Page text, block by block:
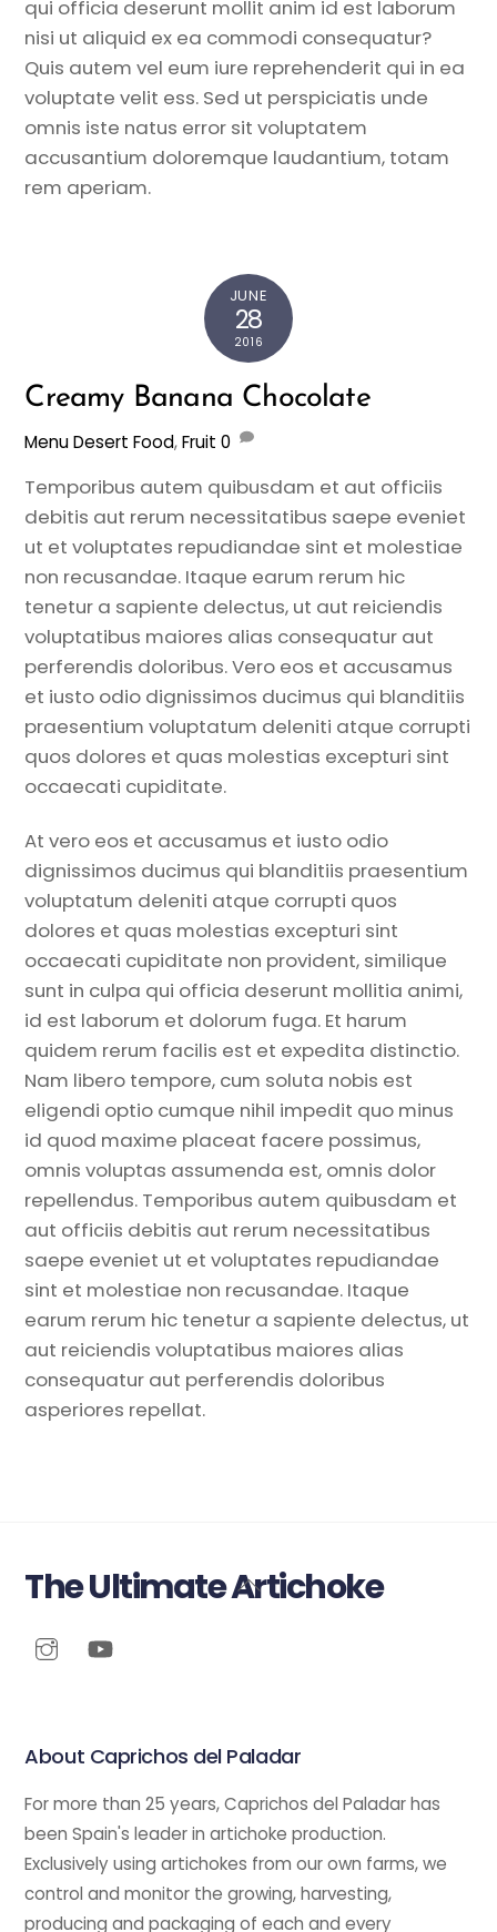
qui officia deserunt mollit anim id est laborum
nisi ut aliquid ex ea commodi consequatur?
Quis autem vel eum iure reprehenderit qui in ea
voluptate velit ess. Sed ut perspiciatis unde
omnis iste natus error sit voluptatem
accusantium doloremque laudantium, totam
rem aperiam.
JUNE
28
2016
Creamy Banana Chocolate
Menu Desert Food,Fruit 0
Temporibus autem quibusdam et aut officiis
debitis aut rerum necessitatibus saepe eveniet
ut et voluptates repudiandae sint et molestiae
non recusandae. Itaque earum rerum hic
tenetur a sapiente delectus, ut aut reiciendis
voluptatibus maiores alias consequatur aut
perferendis doloribus. Vero eos et accusamus
et iusto odio dignissimos ducimus qui blanditiis
praesentium voluptatum deleniti atque corrupti
quos dolores et quas molestias excepturi sint
occaecati cupiditate.
At vero eos et accusamus et iusto odio
dignissimos ducimus qui blanditiis praesentium
voluptatum deleniti atque corrupti quos
dolores et quas molestias excepturi sint
occaecati cupiditate non provident, similique
sunt in culpa qui officia deserunt mollitia animi,
id est laborum et dolorum fuga. Et harum
quidem rerum facilis est et expedita distinctio.
Nam libero tempore, cum soluta nobis est
eligendi optio cumque nihil impedit quo minus
id quod maxime placeat facere possimus,
omnis voluptas assumenda est, omnis dolor
repellendus. Temporibus autem quibusdam et
aut officiis debitis aut rerum necessitatibus
saepe eveniet ut et voluptates repudiandae
sint et molestiae non recusandae. Itaque
earum rerum hic tenetur a sapiente delectus, ut
aut reiciendis voluptatibus maiores alias
consequatur aut perferendis doloribus
asperiores repellat.
Back
The Ultimate Artichoke
About Caprichos del Paladar
For more than 25 years, Caprichos del Paladar has
been Spain's leader in artichoke production.
Exclusively using artichokes from our own farms, we
control and monitor the growing, harvesting,
producing and packaging of each and every